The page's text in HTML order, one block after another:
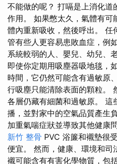
不能做的呢？ 打嗝是上消化道
作用。 如果憋太久，氣體有可
體內重新吸收，然後呼出。 任
管有些人更容易患敗血症，例
系統較弱的人、嬰兒、幼兒、
即使你定期用吸塵器吸地毯，
時間，它仍然可能含有過敏原
行吸塵只能清除表面的顆粒。
各層仍藏有細菌和過敏原。 這
播，並對家中的空氣品質產生
加重氣喘症狀並導致其他健康
新竹 整骨 PVC 浴簾和襯墊很
便宜。 然而，健康、環境和
襯可能含有有害化學物質，包